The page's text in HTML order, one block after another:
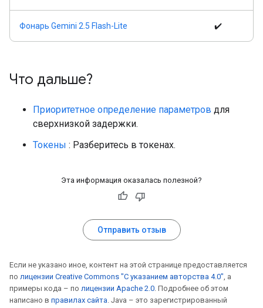
Фонарь Gemini 2.5 Flash-Lite ✔️
Что дальше?
Приоритетное определение параметров для
сверхнизкой задержки.
Токены : Разберитесь в токенах.
Эта информация оказалась полезной?
Отправить отзыв
Если не указано иное, контент на этой странице предоставляется
по лицензии Creative Commons "С указанием авторства 4.0", а
примеры кода – по лицензии Apache 2.0. Подробнее об этом
написано в правилах сайта. Java – это зарегистрированный